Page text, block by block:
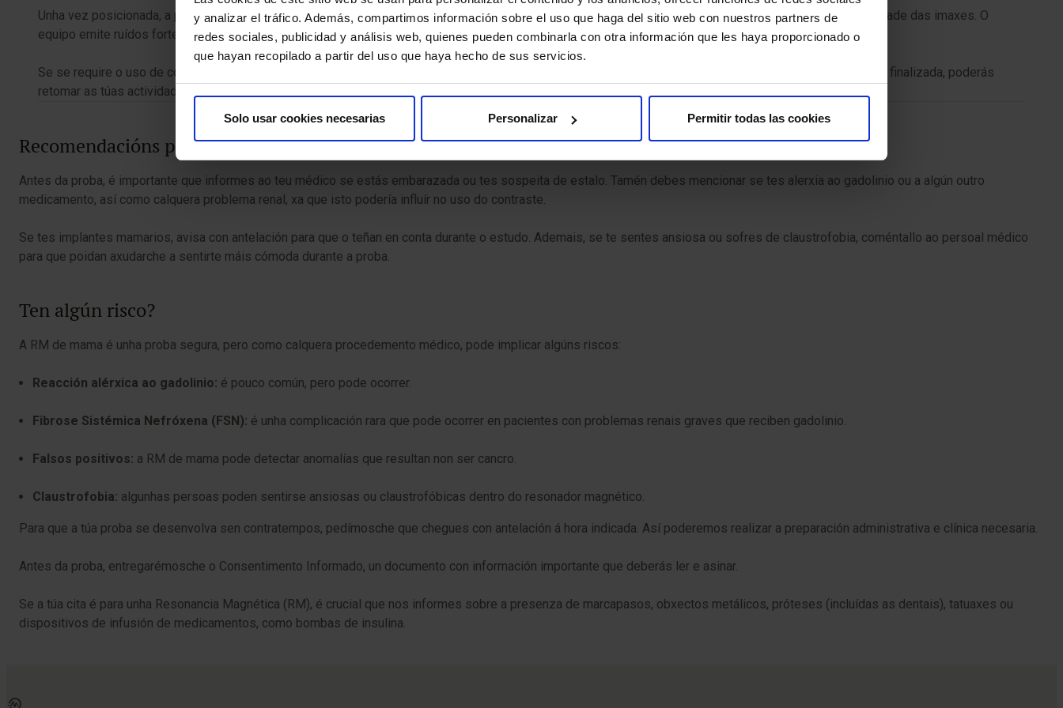
y analizar el tráfico. Además, compartimos información sobre el uso que haga del sitio web con nuestros partners de
redes sociales, publicidad y análisis web, quienes pueden combinarla con otra información que les haya proporcionado o
que hayan recopilado a partir del uso que haya hecho de sus servicios.
Solo usar cookies necesarias Personalizar Permitir todas las cookies
Unha vez posicionada, a padiola deslizarase dentro do resonador magnético. Durante o estudo, é fundamental que permanezas quieta para garantir a calidade das imaxes. O
equipo emite ruídos fortes mentres captura as imaxes, polo que che poden proporcionar tapóns para os oídos ou auriculares para maior comodidade.
Se se require o uso de contraste, administrarase gadolinio a través dunha vía intravenosa no brazo. A proba adoita durar entre 30 e 60 minutos, e unha vez finalizada, poderás
retomar as túas actividades habituais.
Recomendacións para a proba
Antes da proba, é importante que informes ao teu médico se estás embarazada ou tes sospeita de estalo. Tamén debes mencionar se tes alerxia ao gadolinio ou a algún outro
medicamento, así como calquera problema renal, xa que isto podería influír no uso do contraste.
Se tes implantes mamarios, avisa con antelación para que o teñan en conta durante o estudo. Ademais, se te sentes ansiosa ou sofres de claustrofobia, coméntallo ao persoal médico
para que poidan axudarche a sentirte máis cómoda durante a proba.
Ten algún risco?
A RM de mama é unha proba segura, pero como calquera procedemento médico, pode implicar algúns riscos:
Reacción alérxica ao gadolinio: é pouco común, pero pode ocorrer.
Fibrose Sistémica Nefróxena (FSN): é unha complicación rara que pode ocorrer en pacientes con problemas renais graves que reciben gadolinio.
Falsos positivos: a RM de mama pode detectar anomalías que resultan non ser cancro.
Claustrofobia: algunhas persoas poden sentirse ansiosas ou claustrofóbicas dentro do resonador magnético.
Para que a túa proba se desenvolva sen contratempos, pedímosche que chegues con antelación á hora indicada. Así poderemos realizar a preparación administrativa e clínica necesaria.
Antes da proba, entregarémosche o Consentimento Informado, un documento con información importante que deberás ler e asinar.
Se a túa cita é para unha Resonancia Magnética (RM), é crucial que nos informes sobre a presenza de marcapasos, obxectos metálicos, próteses (incluídas as dentais), tatuaxes ou
dispositivos de infusión de medicamentos, como bombas de insulina.